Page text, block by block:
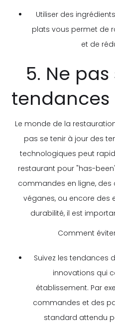
Utiliser des
plats vous permet de
et de
5. Ne
Le monde de la
pas se tenir à jour des
technologiques peut
restaurant pour "has-
commandes en ligne,
véganes, ou encore des
durabilité, il est
Comment
Suivez les tendances
innovations qui
établissement. Par
commandes et des
standard attendu